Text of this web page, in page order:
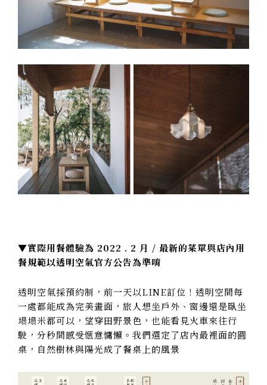
▼實際用餐體驗為 2022 . 2 月 / 最新的菜單與店內用
餐規範以透明空氣官方公告為準唷
透明空氣採預約制，前一天以LINE訂位！透明空間每
一處都能成為完美畫面，旅人想坐戶外、窗邊還是臥坐
塌塌米都可以，望穿田野景色，也能看見火車來往行
駛，分秒間感受愜意慵懶。我們選定了店內最裡面的圓
桌，自然樹林與陽光成了餐桌上的風景